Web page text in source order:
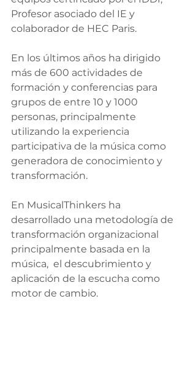
Profesor asociado del IE y
colaborador de HEC Paris.
En los últimos años ha dirigido
más de 600 actividades de
formación y conferencias para
grupos de entre 10 y 1000
personas, principalmente
utilizando la experiencia
participativa de la música como
generadora de conocimiento y
transformación.
En MusicalThinkers ha
desarrollado una metodología de
transformación organizacional
principalmente basada en la
música,  el descubrimiento y
aplicación de la escucha como
motor de cambio.